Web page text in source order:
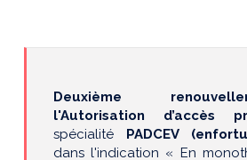
Deuxième
l'Autorisation d’accès
spécialité
PADCEV
dans l'indication « En